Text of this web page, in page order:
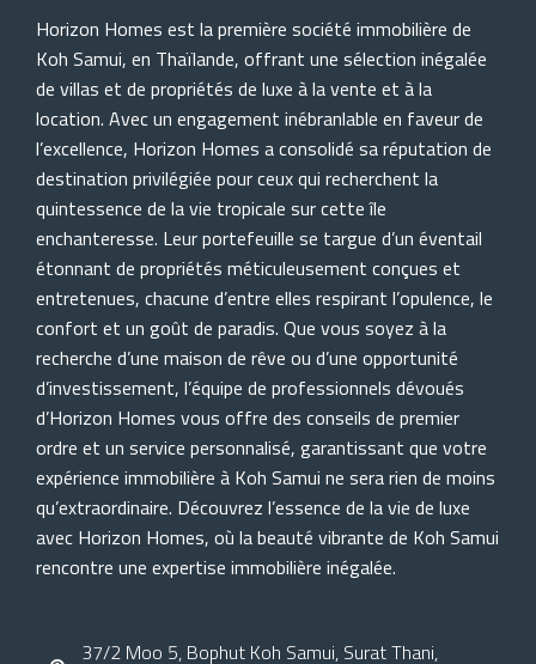
Horizon Homes est la première société immobilière de
Koh Samui, en Thaïlande, offrant une sélection inégalée
de villas et de propriétés de luxe à la vente et à la
location. Avec un engagement inébranlable en faveur de
l’excellence, Horizon Homes a consolidé sa réputation de
destination privilégiée pour ceux qui recherchent la
quintessence de la vie tropicale sur cette île
enchanteresse. Leur portefeuille se targue d’un éventail
étonnant de propriétés méticuleusement conçues et
entretenues, chacune d’entre elles respirant l’opulence, le
confort et un goût de paradis. Que vous soyez à la
recherche d’une maison de rêve ou d’une opportunité
d’investissement, l’équipe de professionnels dévoués
d’Horizon Homes vous offre des conseils de premier
ordre et un service personnalisé, garantissant que votre
expérience immobilière à Koh Samui ne sera rien de moins
qu’extraordinaire. Découvrez l’essence de la vie de luxe
avec Horizon Homes, où la beauté vibrante de Koh Samui
rencontre une expertise immobilière inégalée.
37/2 Moo 5, Bophut Koh Samui, Surat Thani,